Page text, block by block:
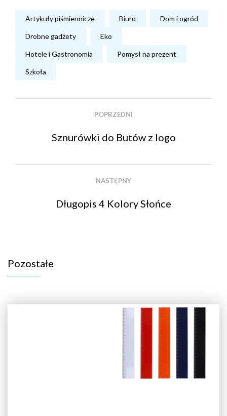
Artykuły piśmiennicze Biuro Dom i ogród
Drobne gadżety Eko
Hotele i Gastronomia Pomysł na prezent
Szkoła
POPRZEDNI
Sznurówki do Butów z logo
NASTĘPNY
Długopis 4 Kolory Słońce
Pozostałe